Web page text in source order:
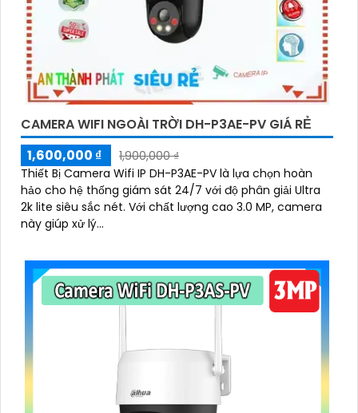
CAMERA WIFI NGOÀI TRỜI DH-P3AE-PV GIÁ RẺ
1,600,000 ₫
1,900,000 ₫
Thiết Bị Camera Wifi IP DH-P3AE-PV là lựa chọn hoàn
hảo cho hệ thống giám sát 24/7 với độ phân giải Ultra
2k lite siêu sắc nét. Với chất lượng cao 3.0 MP, camera
này giúp xử lý...